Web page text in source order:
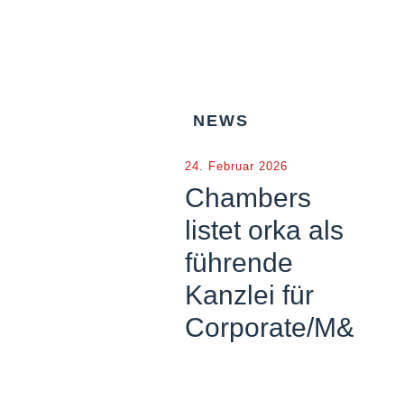
NEWS
24. Februar 2026
Chambers
listet orka als
führende
Kanzlei für
Corporate/M&A